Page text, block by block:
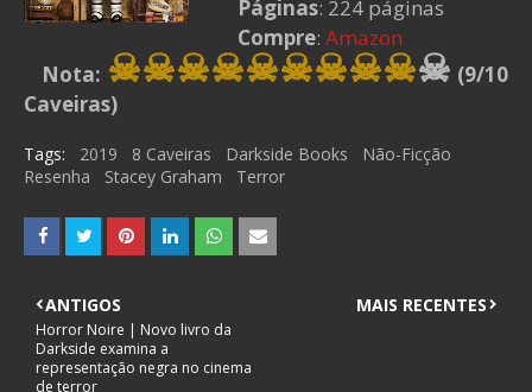
Páginas: 224 páginas
Compre: Amazon
Nota: ☠☠☠☠☠☠☠☠☠☠ (9/10
Caveiras)
Tags: 2019 8 Caveiras Darkside Books
Não-Ficção
Resenha
Stacey Graham Terror
MAIS RECENTES
ANTIGOS
Horror Noire | Novo livro da
Darkside examina a
representação negra no cinema
de terror